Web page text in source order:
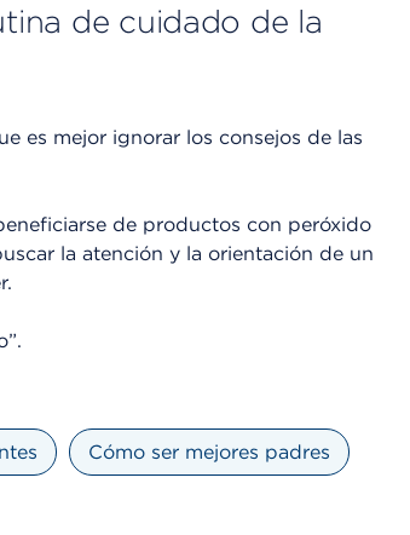
de cuidado de la
es mejor ignorar los consejos de las
de productos con peróxido
la atención y la orientación de un
Cómo ser mejores padres